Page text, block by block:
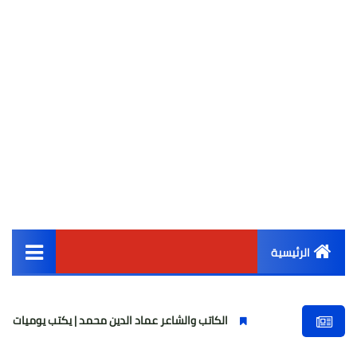
الرئيسية
أخبار مصر
الكاتب والشاعر عماد الدين محمد | يكتب يوميات شاعر